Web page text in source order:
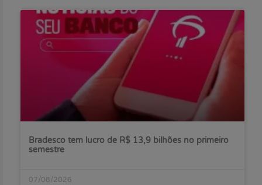
Bradesco tem lucro de R$ 13,9 bilhões no primeiro
semestre
07/08/2026